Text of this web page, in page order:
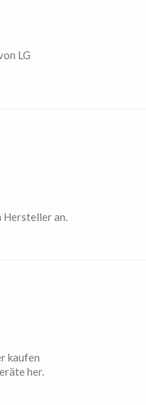
LG
Hersteller an.
kaufen
her.